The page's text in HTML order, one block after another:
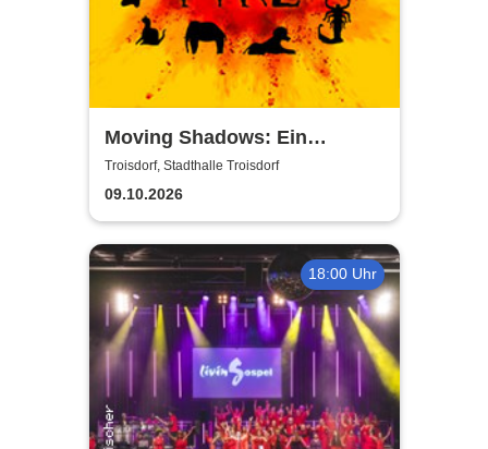
Moving Shadows: Ein
Schattentheater, das alles in
den Schatten stellt - On Fire
Troisdorf, Stadthalle Troisdorf
09.10.2026
18:00 Uhr